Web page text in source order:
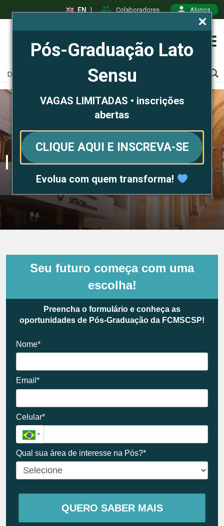
Pós-Graduação Lato
Sensu
VAGAS LIMITADAS • inscrições
abertas
CLIQUE AQUI E INSCREVA-SE
Evolua com quem transforma!
Colaboradores Alunos
EN |
Pós-graduação Lato Sensu
Seu futuro começa com uma
escolha!
Preencha o formulário e conheça as
oportunidades de Pós-Graduação da FCMSCSP!
Nome*
Email*
Celular*
Qual sua área de interesse na Pós?*
QUERO SABER MAIS